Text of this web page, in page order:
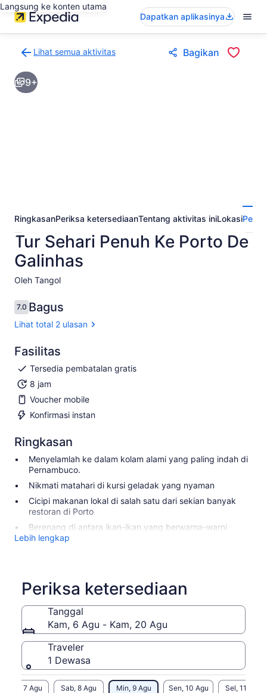
Langsung ke konten utama
Dapatkan aplikasinya
Lihat semua aktivitas
ke
halaman
hasil
Bagikan
9+
RingkasanPeriksa ketersediaanTentang aktivitas iniLokasi
Tur Sehari Penuh Ke Porto De
Galinhas
Oleh Tangol
7.07.0 dari 10
Bagus
Lihat total 2 ulasan
Fasilitas
Tersedia pembatalan gratis
8 jam
Voucher mobile
Konfirmasi instan
Ringkasan
Menyelamlah ke dalam kolam alami yang paling indah di
Pernambuco.
Nikmati matahari di kursi geladak yang nyaman
Cicipi makanan lokal di salah satu dari sekian banyak
restoran di Porto
Berenang di antara ikan-ikan yang berwarna-warni
Lebih lengkap
Periksa ketersediaan
Tanggal
Kam, 6 Agu - Kam, 20 Agu
Traveler
1 Dewasa
Jum, 7 Agu Sab, 8 Agu Min, 9 Agu Sen, 10 Agu Sel, 11 Agu